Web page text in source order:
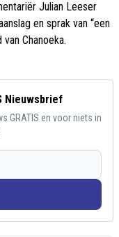
Julian Leeser
en sprak van “een
Chanoeka.
Nieuwsbrief
GRATIS en voor niets in